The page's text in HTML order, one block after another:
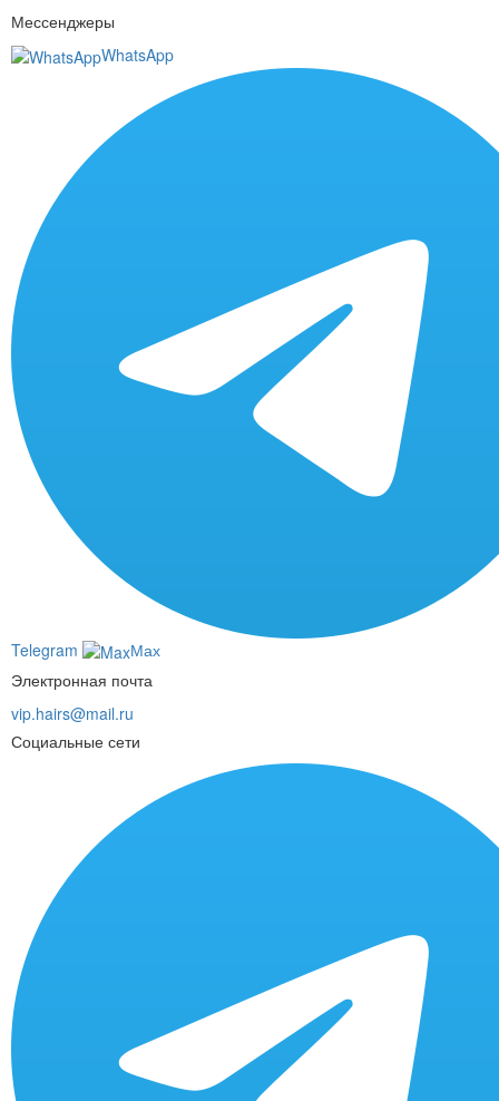
Мессенджеры
WhatsApp
Telegram
Мах
Электронная почта
vip.hairs@mail.ru
Социальные сети